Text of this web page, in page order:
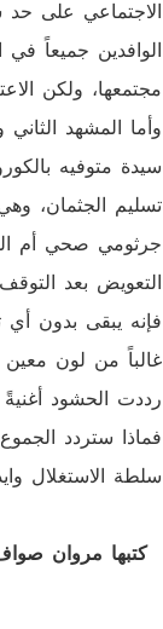
الاجتماعي على
الوافدين جميعاً
مجتمعها، ولكن
وأما المشهد
سيدة متوفيه
تسليم الجثمان،
جرثومي صحي أم
التعويض بعد
فإنه يبقى بدون أي
غالباً من لون
رددت الحشود
فماذا ستردد
سلطة الاستغلال
كتبها مروان